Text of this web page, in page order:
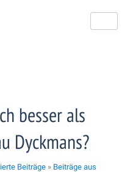
besser als
Dyckmans?
Beiträge » Beiträge aus